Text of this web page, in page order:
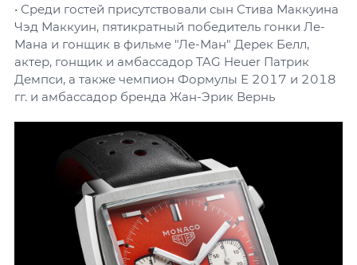
• Среди гостей присутствовали сын Стива Маккуина
Чэд Маккуин, пятикратный победитель гонки Ле-
Мана и гонщик в фильме "Ле-Ман" Дерек Белл,
актер, гонщик и амбассадор TAG Heuer Патрик
Демпси, а также чемпион Формулы Е 2017 и 2018
гг. и амбассадор бренда Жан-Эрик Вернь